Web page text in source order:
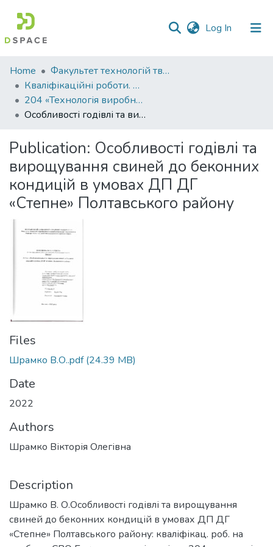
Log In (current)
Communities
&
Collections
Statistics
Home
Факультет технологій тваринництва та продовольства
Кваліфікаційні роботи. Факультет технологій тваринництва та продовольства
204 «Технологія виробництва і переробки продукції тваринництва» - Бакалаври 2021-2022
Особливості годівлі та вирощування свиней до беконних кондицій в умовах ДП ДГ «Степне» Полтавського району
Publication: Особливості годівлі та
вирощування свиней до беконних
кондицій в умовах ДП ДГ
«Степне» Полтавського району
Files
Шрамко В.О..pdf(24.39 MB)
Date
2022
Authors
Шрамко Вікторія Олегівна
Description
Шрамко В. О.Особливості годівлі та вирощування
свиней до беконних кондицій в умовах ДП ДГ
«Степне» Полтавського району: кваліфікац. роб. на